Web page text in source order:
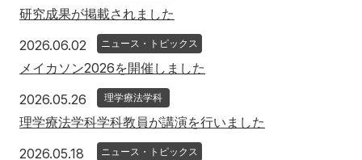
研究成果が掲載されました
2026.06.02 2026年6月2日
ニュース・トピックス
メイカソン2026を開催しました
2026.05.26 2026年5月26日
理学療法学科
理学療法学科学科教員が講演を行いました
2026.05.18 2026年5月18日
ニュース・トピックス